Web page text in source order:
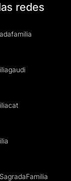
redes